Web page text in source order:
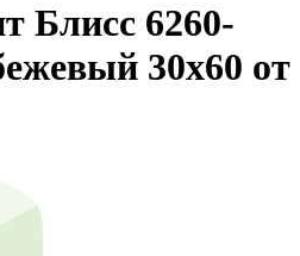
Блисс 6260-
30х60 от